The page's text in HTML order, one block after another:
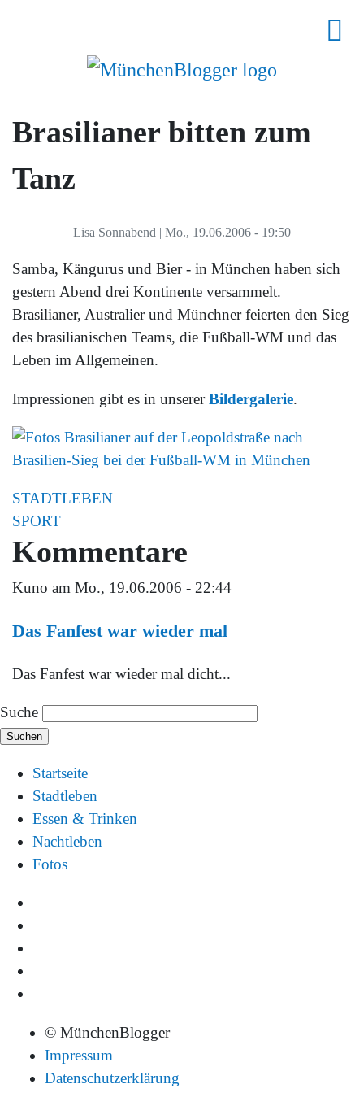
Brasilianer bitten zum
Tanz
Lisa Sonnabend | Mo., 19.06.2006 - 19:50
Samba, Kängurus und Bier - in München haben sich
gestern Abend drei Kontinente versammelt.
Brasilianer, Australier und Münchner feierten den Sieg
des brasilianischen Teams, die Fußball-WM und das
Leben im Allgemeinen.
Impressionen gibt es in unsererBildergalerie.
STADTLEBEN
SPORT
Kommentare
Kuno am Mo., 19.06.2006 - 22:44
Das Fanfest war wieder mal
Das Fanfest war wieder mal dicht...
Suche
Startseite
Stadtleben
Essen & Trinken
Nachtleben
Fotos
© MünchenBlogger
Impressum
Datenschutzerklärung